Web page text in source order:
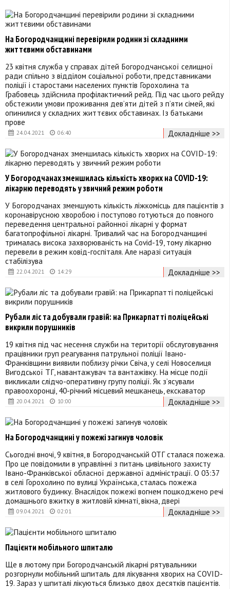
24.04.2021 06:40
На Богородчанщині перевірили родини зі складними
життєвими обставинами
23 квітня служба у справах дітей Богородчанської селищної
ради спільно з відділом соціальної роботи, представниками
поліції і старостами населених пунктів Горохолина та
Грабовець здійснила профілактичний рейд. Під час цього рейду
обстежили умови проживання дев’яти дітей з п’яти сімей, які
опинилися у складних життєвих обставинах. Із батьками
прове
Докладніше >>
22.04.2021 14:29
У Богородчанах зменшилась кількість хворих на COVID-19:
лікарню переводять у звичний режим роботи
У Богородчанах зменшують кількість ліжкомісць для пацієнтів з
коронавірусною хворобою і поступово готуються до повного
переведення центральної районної лікарні у формат
багатопрофільної лікарні. Тривалий час на Богородчанщині
трималась висока захворюваність на Covid-19, тому лікарню
перевели в режим ковід-госпіталя. Але наразі ситуація
стабілізува
Докладніше >>
20.04.2021 10:00
Рубали ліс та добували гравій: на Прикарпатті поліцейські
викрили порушників
19 квітня під час несення служби на території обслуговування
працівники груп реагування патрульної поліції Івано-
Франківщини виявили поблизу річки Свіча, у селі Новоселиця
Вигодської ТГ, навантажувач та вантажівку. На місце події
викликали слідчо-оперативну групу поліції. Як з’ясували
правоохоронці, 40-річний місцевий мешканець, екскаватор
Докладніше >>
09.04.2021 02:01
На Богородчанщині у пожежі загинув чоловік
Сьогодні вночі, 9 квітня, в Богородчанській ОТГ сталася пожежа.
Про це повідомили в управлінні з питань цивільного захисту
Івано-Франківської обласної державної адміністрації. О 03:37
в селі Горохолино по вулиці Українська, сталась пожежа
житлового будинку. Внаслідок пожежі вогнем пошкоджено речі
домашнього вжитку в житловій кімнаті, вікна, двері
Докладніше >>
Пацієнти мобільного шпиталю
Ще в лютому при Богородчанській лікарні рятувальники
розгорнули мобільний шпиталь для лікування хворих на COVID-
19. Зараз у шпиталі лікуються близько двох десятків пацієнтів.